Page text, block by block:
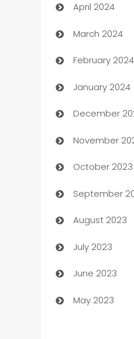
Careers and
Carpet
Casino
Catering
Cemetery
Chef
Chemical
Child Care
Children's
Chimney
Chiropractor
Church
April 2024
March 2024
February 2024
January 2024
December
November
October 2023
September
August 2023
July 2023
June 2023
May 2023